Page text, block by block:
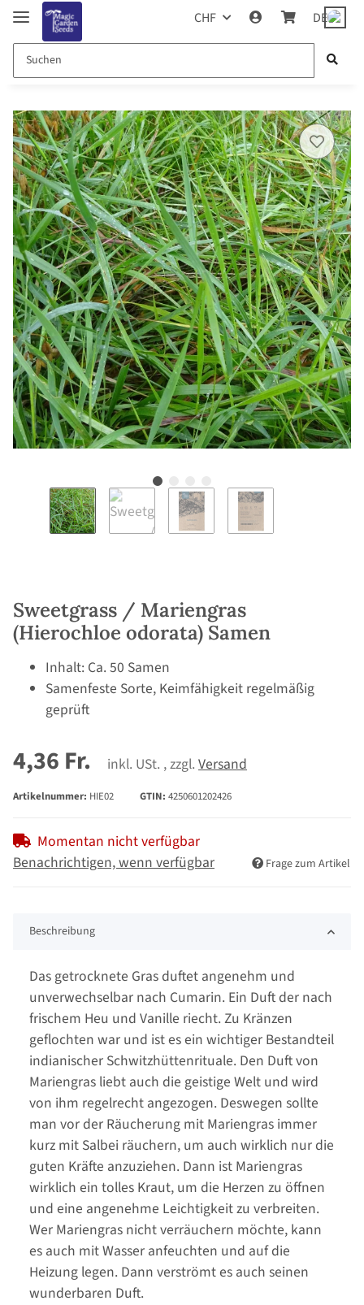
CHF DE
Sweetgrass / Mariengras
(Hierochloe odorata) Samen
Inhalt: Ca. 50 Samen
Samenfeste Sorte, Keimfähigkeit regelmäßig
geprüft
4,36 Fr. inkl. USt. , zzgl. Versand
Artikelnummer: HIE02 GTIN: 4250601202426
Momentan nicht verfügbar
Benachrichtigen, wenn verfügbar
Frage zum Artikel
Beschreibung
Das getrocknete Gras duftet angenehm und
unverwechselbar nach Cumarin. Ein Duft der nach
frischem Heu und Vanille riecht. Zu Kränzen
geflochten war und ist es ein wichtiger Bestandteil
indianischer Schwitzhüttenrituale. Den Duft von
Mariengras liebt auch die geistige Welt und wird
von ihm regelrecht angezogen. Deswegen sollte
man vor der Räucherung mit Mariengras immer
kurz mit Salbei räuchern, um auch wirklich nur die
guten Kräfte anzuziehen. Dann ist Mariengras
wirklich ein tolles Kraut, um die Herzen zu öffnen
und eine angenehme Leichtigkeit zu verbreiten.
Wer Mariengras nicht verräuchern möchte, kann
es auch mit Wasser anfeuchten und auf die
Heizung legen. Dann verströmt es auch seinen
wunderbaren Duft.